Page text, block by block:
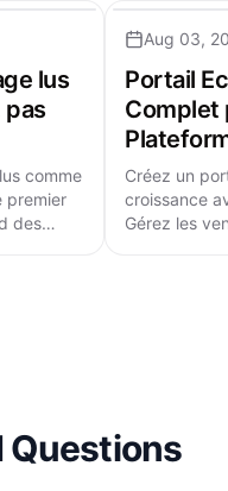
lus
comme
premier
des
Aug 03,
Portail
Complet
Créez un
croissance
Gérez les
Questions